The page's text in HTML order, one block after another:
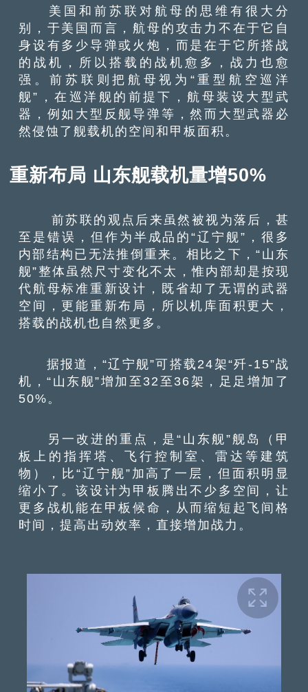
美国和前苏联对航母的思维有很大分
别，于美国而言，航母的攻击力不在于它自
身设有多少导弹或火炮，而是在于它所搭战
的战机，所以搭载的战机愈多，战力也愈
强。前苏联则把航母视为“重型航空巡洋
舰”，在巡洋舰的前提下，航母装设大型武
器，例如大型反舰导弹等，然而大型武器必
然侵蚀了舰载机的空间和甲板面积。
重新布局 山东舰载机量增50%
前苏联的观点后来虽然被视为落后，甚
至是错误，但作为半成品的“辽宁舰”，很多
内部结构已无法推倒重来。相比之下，“山东
舰”整体虽然尺寸变化不太，惟内部却是按现
代航母标准重新设计，既省却了无谓的武器
空间，更能重新布局，所以机库面积更大，
搭载的战机也自然更多。
据报道，“辽宁舰”可搭载24架“歼-15”战
机，“山东舰”增加至32至36架，足足增加了
50%。
另一改进的重点，是“山东舰”舰岛（甲
板上的指挥塔、飞行控制室、雷达等建筑
物），比“辽宁舰”加高了一层，但面积明显
缩小了。该设计为甲板腾出不少多空间，让
更多战机能在甲板候命，从而缩短起飞间格
时间，提高出动效率，直接增加战力。